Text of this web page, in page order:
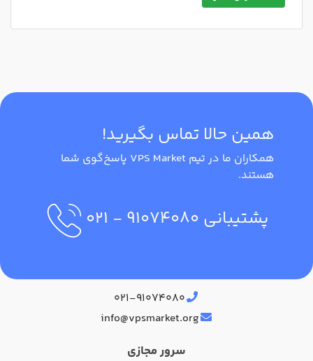
همین حالا تماس بگیرید!
همکاران ما در تیم VPS Market پاسخ‌گوی شما
هستند.
پشتیبانی ۹۱۰۷۴۰۸۰ - ۰۲۱
۰۲۱-۹۱۰۷۴۰۸۰
info@vpsmarket.org
سرور مجازی